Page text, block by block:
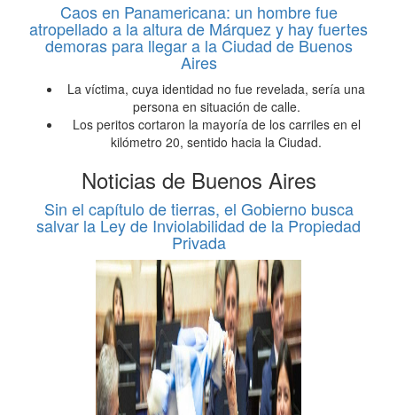
Caos en Panamericana: un hombre fue
atropellado a la altura de Márquez y hay fuertes
demoras para llegar a la Ciudad de Buenos
Aires
La víctima, cuya identidad no fue revelada, sería una
persona en situación de calle.
Los peritos cortaron la mayoría de los carriles en el
kilómetro 20, sentido hacia la Ciudad.
Noticias de Buenos Aires
Sin el capítulo de tierras, el Gobierno busca
salvar la Ley de Inviolabilidad de la Propiedad
Privada